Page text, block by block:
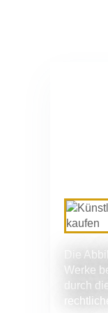
Die
Werke
durch